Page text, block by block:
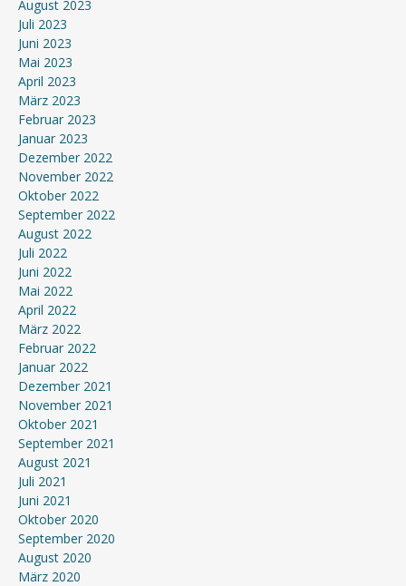
August 2023
Juli 2023
Juni 2023
Mai 2023
April 2023
März 2023
Februar 2023
Januar 2023
Dezember 2022
November 2022
Oktober 2022
September 2022
August 2022
Juli 2022
Juni 2022
Mai 2022
April 2022
März 2022
Februar 2022
Januar 2022
Dezember 2021
November 2021
Oktober 2021
September 2021
August 2021
Juli 2021
Juni 2021
Oktober 2020
September 2020
August 2020
März 2020